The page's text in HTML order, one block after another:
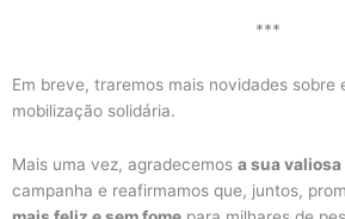
***
Em breve, traremos mais novidades sobre
mobilização solidária.
Mais uma vez, agradecemos a sua
campanha e reafirmamos que, juntos,